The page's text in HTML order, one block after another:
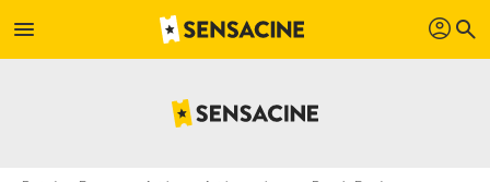
menu profil search